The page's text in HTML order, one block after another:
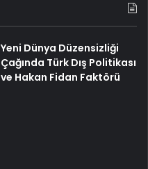
Yeni Dünya Düzensizliği
Çağında Türk Dış Politikası
ve Hakan Fidan Faktörü